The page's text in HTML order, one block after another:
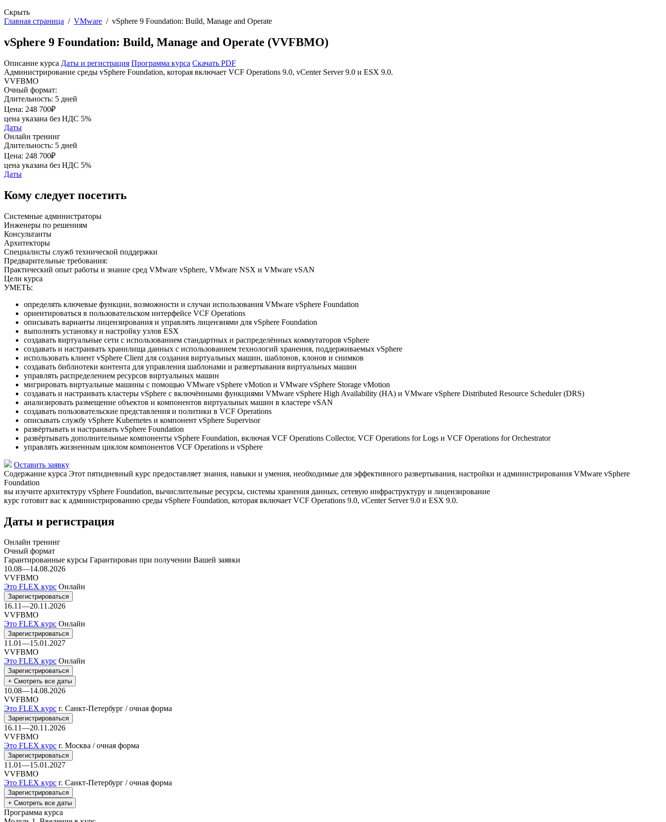
Скрыть
Главная страница / VMware / vSphere 9 Foundation: Build, Manage and Operate
vSphere 9 Foundation: Build, Manage and Operate (VVFBMO)
Описание курса Даты и регистрация Программа курса Скачать PDF
Администрирование среды vSphere Foundation, которая включает VCF Operations 9.0, vCenter Server 9.0 и ESX 9.0.
VVFBMO
Очный формат:
Длительность: 5 дней
Цена: 248 700₽
цена указана без НДС 5%
Даты
Онлайн тренинг
Длительность: 5 дней
Цена: 248 700₽
цена указана без НДС 5%
Даты
Кому следует посетить
Системные администраторы
Инженеры по решениям
Консультанты
Архитекторы
Специалисты служб технической поддержки
Предварительные требования:
Практический опыт работы и знание сред VMware vSphere, VMware NSX и VMware vSAN
Цели курса
УМЕТЬ:
определять ключевые функции, возможности и случаи использования VMware vSphere Foundation
ориентироваться в пользовательском интерфейсе VCF Operations
описывать варианты лицензирования и управлять лицензиями для vSphere Foundation
выполнять установку и настройку узлов ESX
создавать виртуальные сети с использованием стандартных и распределённых коммутаторов vSphere
создавать и настраивать хранилища данных с использованием технологий хранения, поддерживаемых vSphere
использовать клиент vSphere Client для создания виртуальных машин, шаблонов, клонов и снимков
создавать библиотеки контента для управления шаблонами и развертывания виртуальных машин
управлять распределением ресурсов виртуальных машин
мигрировать виртуальные машины с помощью VMware vSphere vMotion и VMware vSphere Storage vMotion
создавать и настраивать кластеры vSphere с включёнными функциями VMware vSphere High Availability (HA) и VMware vSphere Distributed Resource Scheduler (DRS)
анализировать размещение объектов и компонентов виртуальных машин в кластере vSAN
создавать пользовательские представления и политики в VCF Operations
описывать службу vSphere Kubernetes и компонент vSphere Supervisor
развёртывать и настраивать vSphere Foundation
развёртывать дополнительные компоненты vSphere Foundation, включая VCF Operations Collector, VCF Operations for Logs и VCF Operations for Orchestrator
управлять жизненным циклом компонентов VCF Operations и vSphere
Оставить заявку
Содержание курса Этот пятидневный курс предоставляет знания, навыки и умения, необходимые для эффективного развертывания, настройки и администрирования VMware vSphere
Foundation
вы изучите архитектуру vSphere Foundation, вычислительные ресурсы, системы хранения данных, сетевую инфраструктуру и лицензирование
курс готовит вас к администрированию среды vSphere Foundation, которая включает VCF Operations 9.0, vCenter Server 9.0 и ESX 9.0.
Даты и регистрация
Онлайн тренинг
Очный формат
Гарантированные курсы Гарантирован при получении Вашей заявки
10.08—14.08.2026
VVFBMO
Это FLEX курс Онлайн
Зарегистрироваться
16.11—20.11.2026
VVFBMO
Это FLEX курс Онлайн
Зарегистрироваться
11.01—15.01.2027
VVFBMO
Это FLEX курс Онлайн
Зарегистрироваться
+ Смотреть все даты
10.08—14.08.2026
VVFBMO
Это FLEX курс г. Санкт-Петербург / очная форма
Зарегистрироваться
16.11—20.11.2026
VVFBMO
Это FLEX курс г. Москва / очная форма
Зарегистрироваться
11.01—15.01.2027
VVFBMO
Это FLEX курс г. Санкт-Петербург / очная форма
Зарегистрироваться
+ Смотреть все даты
Программа курса